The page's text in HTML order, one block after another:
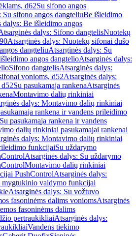
d62Su sifono angos
Su sifono angos dangteliuBe išleidimo
dalys: Be išleidimo angos
dalys: Sifono dangtelisNuotekų
Atsarginės dalys: Nuotekų sifonai dušo
dangteliuAtsarginės dalys: Su
angos dangtelioAtsarginės dalys:
Sifono dangtelisAtsarginės dalys:
vonioms, d52Atsarginės dalys:
Su pasukamąja rankenaAtsarginės
Montavimo dalių rinkiniai
dalys: Montavimo dalių rinkiniai
rankena ir vandens prileidimo
pasukamąja rankena ir vandens
dalių rinkiniai pasukamajai rankenai
dalys: Montavimo dalių rinkiniai
funkcijaiSu uždarymo
Atsarginės dalys: Su uždarymo
Montavimo dalių rinkiniai
PushControlAtsarginės dalys:
valdymo funkcijai
Atsarginės dalys: Su vožtuvo
fasoninėms dalims voniomsAtsarginės
fasoninėms dalims
pertraukikliaiAtsarginės dalys:
Vandens tiekimo